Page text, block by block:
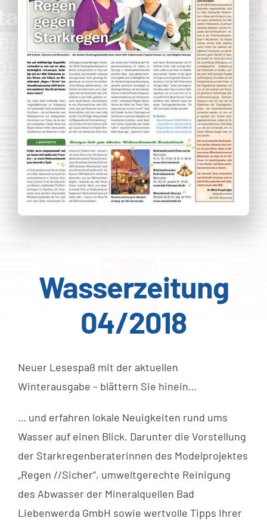
Wissenswertes
Kundenservice
Satzungen
SUCHE
NACH:
Wasserzeitung
04/2018
Neuer Lesespaß mit der aktuellen
Winterausgabe – blättern Sie hinein…
… und erfahren lokale Neuigkeiten rund ums
Wasser auf einen Blick. Darunter die Vorstellung
der Starkregenberaterinnen des Modelprojektes
„Regen //Sicher“, umweltgerechte Reinigung
des Abwasser der Mineralquellen Bad
Liebenwerda GmbH sowie wertvolle Tipps Ihrer